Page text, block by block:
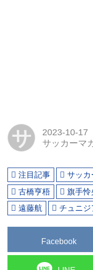
サ
2023-10-17
サッカーマ
注目記事 サッカ
古橋亨梧
旗手怜
遠藤航
チュニジ
Facebook